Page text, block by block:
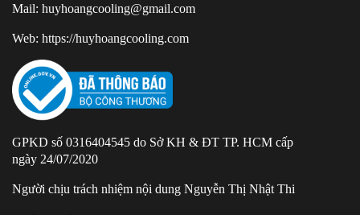
Mail: huyhoangcooling@gmail.com
Web: https://huyhoangcooling.com
GPKD số 0316404545 do Sở KH & ĐT TP. HCM cấp
ngày 24/07/2020
Người chịu trách nhiệm nội dung Nguyễn Thị Nhật Thi